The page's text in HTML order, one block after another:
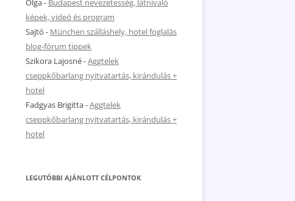
Olga- Budapest nevezetesség, látnivaló
képek, videó és program
Sajtó - München szálláshely, hotel foglalás
blog-fórum tippek
Szikora Lajosné-Aggtelek
cseppkőbarlang nyitvatartás, kirándulás +
hotel
Fadgyas Brigitta-Aggtelek
cseppkőbarlang nyitvatartás, kirándulás +
hotel
LEGUTÓBBI AJÁNLOTT CÉLPONTOK